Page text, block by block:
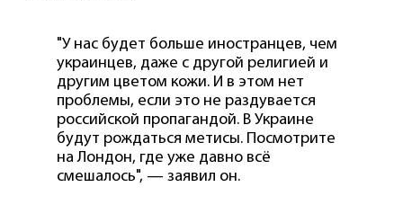
"У нас будет больше иностранцев, чем
украинцев, даже с другой религией и
другим цветом кожи. И в этом нет
проблемы, если это не раздувается
российской пропагандой. В Украине
будут рождаться метисы. Посмотрите
на Лондон, где уже давно всё
смешалось", — заявил он.